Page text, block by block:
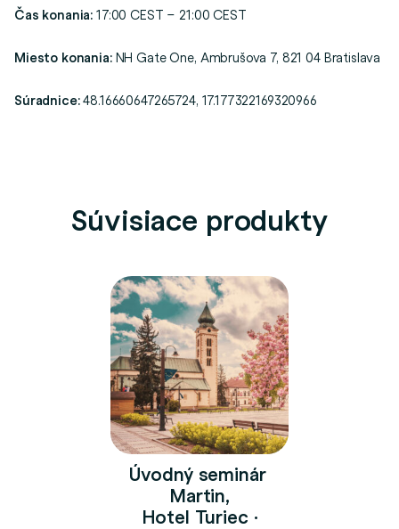
Čas konania: 17:00 CEST – 21:00 CEST
Miesto konania: NH Gate One, Ambrušova 7, 821 04 Bratislava
Súradnice:48.16660647265724, 17.177322169320966
Súvisiace produkty
Úvodný seminár
Martin,
Hotel Turiec ·